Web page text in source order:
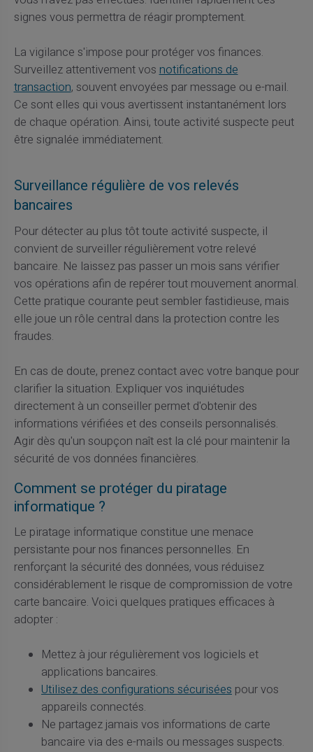
signes vous permettra de réagir promptement.
La vigilance s'impose pour protéger vos finances.
Surveillez attentivement vosnotifications de
transaction, souvent envoyées par message ou e-mail.
Ce sont elles qui vous avertissent instantanément lors
de chaque opération. Ainsi, toute activité suspecte peut
être signalée immédiatement.
Surveillance régulière de vos relevés
bancaires
Pour détecter au plus tôt toute activité suspecte, il
convient de surveiller régulièrement votre relevé
bancaire. Ne laissez pas passer un mois sans vérifier
vos opérations afin de repérer tout mouvement anormal.
Cette pratique courante peut sembler fastidieuse, mais
elle joue un rôle central dans la protection contre les
fraudes.
En cas de doute, prenez contact avec votre banque pour
clarifier la situation. Expliquer vos inquiétudes
directement à un conseiller permet d'obtenir des
informations vérifiées et des conseils personnalisés.
Agir dès qu'un soupçon naît est la clé pour maintenir la
sécurité de vos données financières.
Comment se protéger du piratage
informatique ?
Le piratage informatique constitue une menace
persistante pour nos finances personnelles. En
renforçant la sécurité des données, vous réduisez
considérablement le risque de compromission de votre
carte bancaire. Voici quelques pratiques efficaces à
adopter :
Mettez à jour régulièrement vos logiciels et
applications bancaires.
Utilisez des configurations sécurisées pour vos
appareils connectés.
Ne partagez jamais vos informations de carte
bancaire via des e-mails ou messages suspects.